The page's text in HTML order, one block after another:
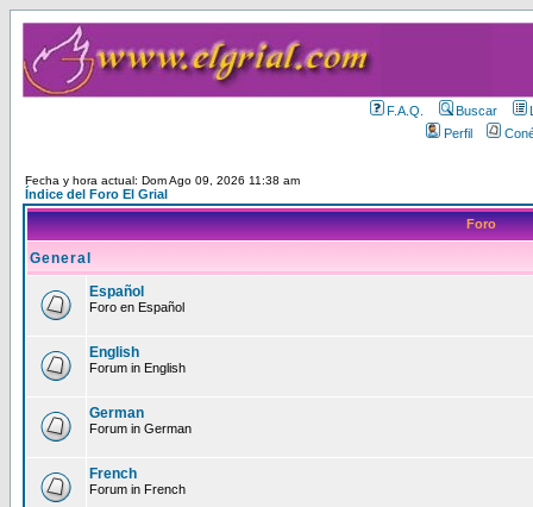
F.A.Q. Buscar
Perfil
Fecha y hora actual: Dom Ago 09, 2026 11:38 am
Índice del Foro El Grial
Foro
General
Español
Foro en Español
English
Forum in English
German
Forum in German
French
Forum in French